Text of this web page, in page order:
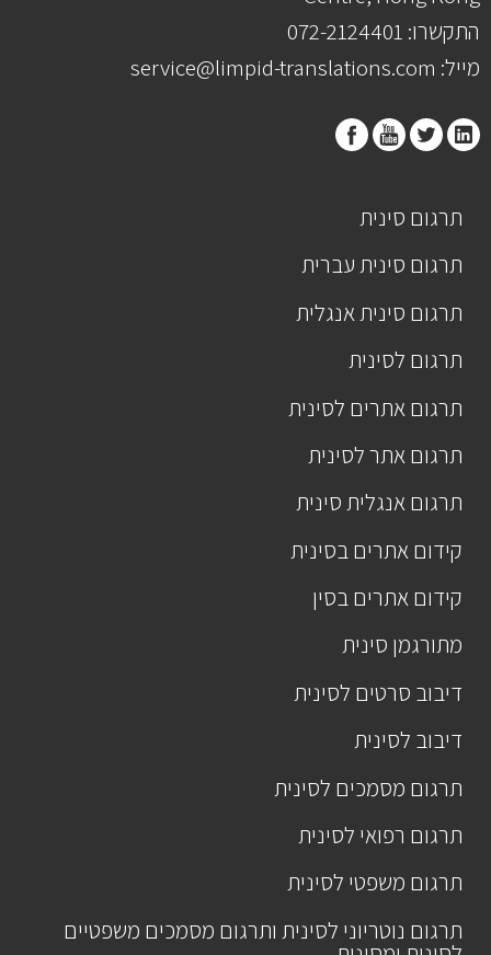
התקשרו: 072-2124401
מייל: service@limpid-translations.com
תרגום סינית
תרגום סינית עברית
תרגום סינית אנגלית
תרגום לסינית
תרגום אתרים לסינית
תרגום אתר לסינית
תרגום אנגלית סינית
קידום אתרים בסינית
קידום אתרים בסין
מתורגמן סינית
דיבוב סרטים לסינית
דיבוב לסינית
תרגום מסמכים לסינית
תרגום רפואי לסינית
תרגום משפטי לסינית
תרגום נוטריוני לסינית ותרגום מסמכים משפטיים